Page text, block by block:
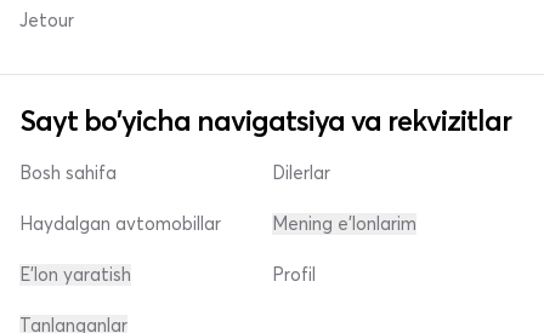
Jetour
Sayt bo'yicha navigatsiya va rekvizitlar
Bosh sahifa
Haydalgan avtomobillar
E'lon yaratish
Dilerlar
Mening e'lonlarim
Profil
Tanlanganlar